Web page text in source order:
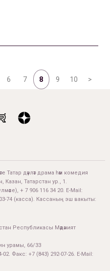
6 7 8 9 10 >
Татар дәүләт драма һәм комедия
Казан, Татарстан ур., 1.
+ 7 906 116 34 20. E-Mail:
74 (касса). Кассаның эш вакыты:
Республикасы Мәдәният
урамы, 66/33
Факс: +7 (843) 292-07-26. E-Mail: